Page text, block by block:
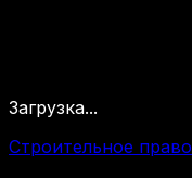
Загрузка...
Строительное право